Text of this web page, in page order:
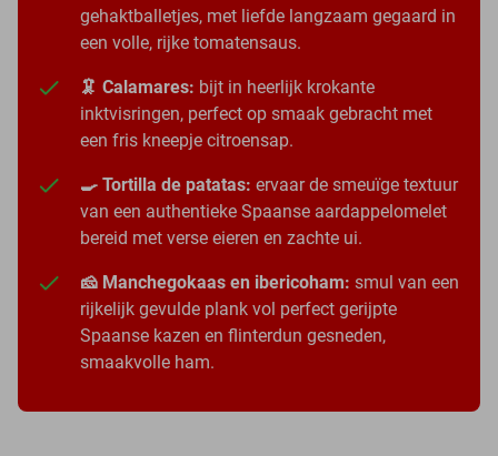
gehaktballetjes, met liefde langzaam gegaard in
een volle, rijke tomatensaus.
🦑 Calamares: bijt in heerlijk krokante
inktvisringen, perfect op smaak gebracht met
een fris kneepje citroensap.
🍳 Tortilla de patatas: ervaar de smeuïge textuur
van een authentieke Spaanse aardappelomelet
bereid met verse eieren en zachte ui.
🧀 Manchegokaas en ibericoham: smul van een
rijkelijk gevulde plank vol perfect gerijpte
Spaanse kazen en flinterdun gesneden,
smaakvolle ham.